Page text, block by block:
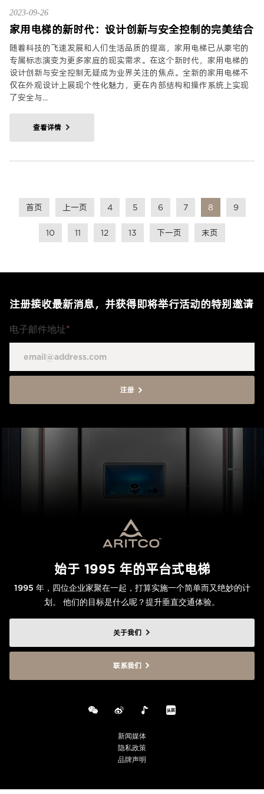
2023-09-26
家用电梯的新时代：设计创新与安全控制的完美结合
随着科技的飞速发展和人们生活品质的提高，家用电梯已从豪宅的
专属标志演变为更多家庭的现实需求。在这个新时代，家用电梯的
设计创新与安全控制无疑成为业界关注的焦点。全新的家用电梯不
仅在外观设计上展现个性化魅力，更在内部结构和操作系统上实现
了安全与...
查看详情
首页 上一页 4 5 6 7 8 9
10 11 12 13 下一页 末页
注册接收最新消息，并获得即将举行活动的特别邀请
电子邮件地址*
注册
始于 1995 年的平台式电梯
1995 年，四位企业家聚在一起，打算实施一个简单而又绝妙的计
划。 他们的目标是什么呢？提升垂直交通体验。
关于我们
联系我们
新闻媒体
隐私政策
品牌声明